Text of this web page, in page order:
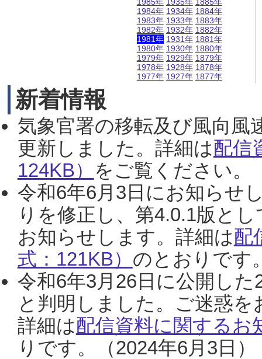
1984年
1983年
1982年
1981年
1980年
1979年
1978年
1977年
1934年
1933年
1932年
1931年
1930年
1929年
1928年
1927年
1884年
1883年
1882年
1881年
1880年
1879年
1878年
1877年
新着情報
気象官署の移転及び風向風
更新しました。詳細は配信
124KB） をご覧ください。
令和6年6月3日にお知らせ
りを修正し、第4.0.1版と
お知らせします。詳細は配
式：121KB） のとおりです
令和6年3月26日に公開し
と判明しました。ご迷惑
詳細は配信資料に関するお
りです。（2024年6月3日）